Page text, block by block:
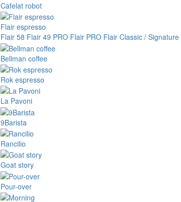
Cafelat robot
Flair espresso
Flair 58 Flair 49 PRO Flair PRO Flair Classic / Signature
Bellman coffee
Rok espresso
La Pavoni
9Barista
Rancilio
Goat story
Pour-over